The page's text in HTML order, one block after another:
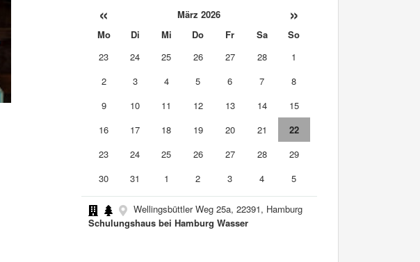
« März 2026 »
Mo Di Mi Do Fr Sa
So
23
24 25 26 27 28
1
2
3 4 5 6 7
8
9
10 11 12 13 14
15
16
17 18 19 20 21
22
23
24 25 26 27 28
29
30
31 1 2 3 4 5
Wellingsbüttler Weg 25a, 22391, Hamburg
Schulungshaus bei Hamburg Wasser